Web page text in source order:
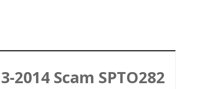
2014 Scam SPTO282